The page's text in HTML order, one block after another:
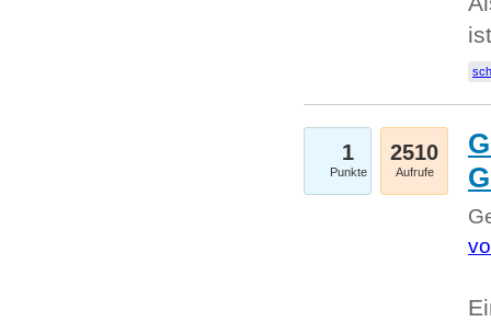
1
Punkte
2510
Aufrufe